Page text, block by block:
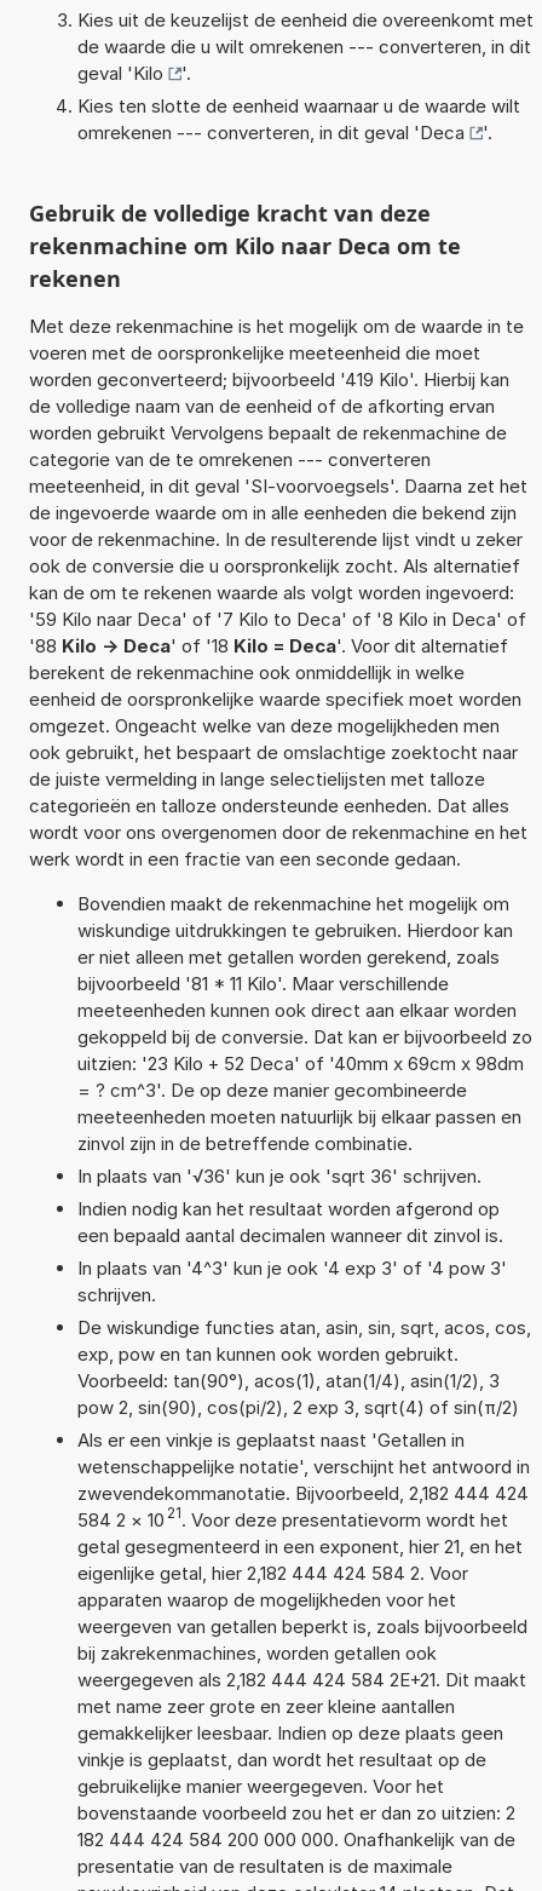
Kies uit de keuzelijst de eenheid die overeenkomt met
de waarde die u wilt omrekenen --- converteren, in dit
geval 'Kilo
'.
Kies ten slotte de eenheid waarnaar u de waarde wilt
omrekenen --- converteren, in dit geval 'Deca '.
Gebruik de volledige kracht van deze
rekenmachine om Kilo naar Deca om te
rekenen
Met deze rekenmachine is het mogelijk om de waarde in te
voeren met de oorspronkelijke meeteenheid die moet
worden geconverteerd; bijvoorbeeld '419 Kilo'. Hierbij kan
de volledige naam van de eenheid of de afkorting ervan
worden gebruikt Vervolgens bepaalt de rekenmachine de
categorie van de te omrekenen --- converteren
meeteenheid, in dit geval 'SI-voorvoegsels'. Daarna zet het
de ingevoerde waarde om in alle eenheden die bekend zijn
voor de rekenmachine. In de resulterende lijst vindt u zeker
ook de conversie die u oorspronkelijk zocht. Als alternatief
kan de om te rekenen waarde als volgt worden ingevoerd:
'59 Kilo naar Deca' of '7 Kilo to Deca' of '8 Kilo in Deca' of
'88 Kilo -> Deca' of '18 Kilo = Deca'. Voor dit alternatief
berekent de rekenmachine ook onmiddellijk in welke
eenheid de oorspronkelijke waarde specifiek moet worden
omgezet. Ongeacht welke van deze mogelijkheden men
ook gebruikt, het bespaart de omslachtige zoektocht naar
de juiste vermelding in lange selectielijsten met talloze
categorieën en talloze ondersteunde eenheden. Dat alles
wordt voor ons overgenomen door de rekenmachine en het
werk wordt in een fractie van een seconde gedaan.
Bovendien maakt de rekenmachine het mogelijk om
wiskundige uitdrukkingen te gebruiken. Hierdoor kan
er niet alleen met getallen worden gerekend, zoals
bijvoorbeeld '81 * 11 Kilo'. Maar verschillende
meeteenheden kunnen ook direct aan elkaar worden
gekoppeld bij de conversie. Dat kan er bijvoorbeeld zo
uitzien: '23 Kilo + 52 Deca' of '40mm x 69cm x 98dm
= ? cm^3'. De op deze manier gecombineerde
meeteenheden moeten natuurlijk bij elkaar passen en
zinvol zijn in de betreffende combinatie.
In plaats van '√36' kun je ook 'sqrt 36' schrijven.
Indien nodig kan het resultaat worden afgerond op
een bepaald aantal decimalen wanneer dit zinvol is.
In plaats van '4^3' kun je ook '4 exp 3' of '4 pow 3'
schrijven.
De wiskundige functies atan, asin, sin, sqrt, acos, cos,
exp, pow en tan kunnen ook worden gebruikt.
Voorbeeld: tan(90°), acos(1), atan(1/4), asin(1/2), 3
pow 2, sin(90), cos(pi/2), 2 exp 3, sqrt(4) of sin(π/2)
Als er een vinkje is geplaatst naast 'Getallen in
wetenschappelijke notatie', verschijnt het antwoord in
zwevendekommanotatie. Bijvoorbeeld, 2,182 444 424
584 2 × 10 21. Voor deze presentatievorm wordt het
getal gesegmenteerd in een exponent, hier 21, en het
eigenlijke getal, hier 2,182 444 424 584 2. Voor
apparaten waarop de mogelijkheden voor het
weergeven van getallen beperkt is, zoals bijvoorbeeld
bij zakrekenmachines, worden getallen ook
weergegeven als 2,182 444 424 584 2E+21. Dit maakt
met name zeer grote en zeer kleine aantallen
gemakkelijker leesbaar. Indien op deze plaats geen
vinkje is geplaatst, dan wordt het resultaat op de
gebruikelijke manier weergegeven. Voor het
bovenstaande voorbeeld zou het er dan zo uitzien: 2
182 444 424 584 200 000 000. Onafhankelijk van de
presentatie van de resultaten is de maximale